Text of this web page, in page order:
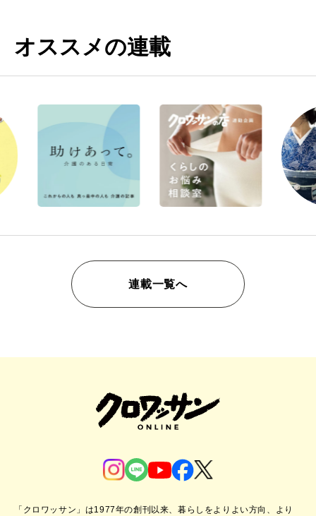
オススメの連載
連載一覧へ
「クロワッサン」は1977年の創刊以来、暮らしをよりよい方向、より